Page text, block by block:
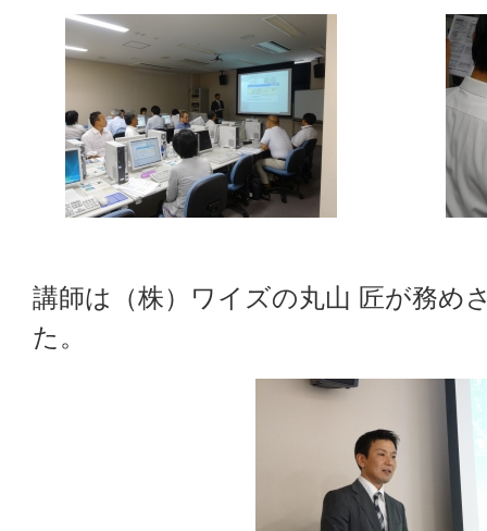
講師は（株）ワイズの丸山 匠が務め
た。